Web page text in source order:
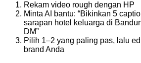
Rekam video rough dengan HP
Minta AI bantu: “Bikinkan 5
sarapan hotel keluarga di
DM”
Pilih 1–2 yang paling pas, lalu
brand Anda